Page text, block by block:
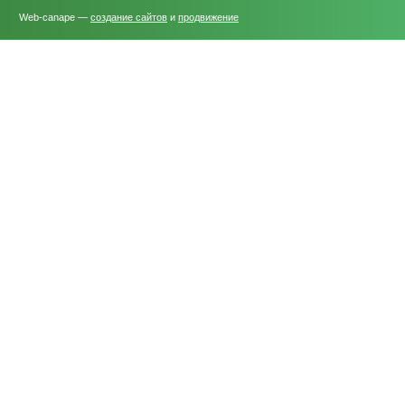
Web-canape — создание сайтов и продвижение